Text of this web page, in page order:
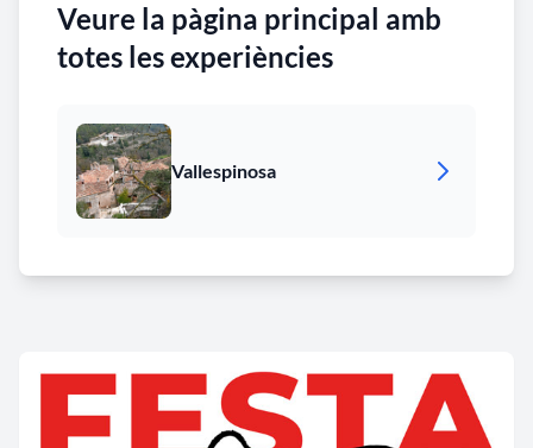
Veure la pàgina principal amb
totes les experiències
Vallespinosa